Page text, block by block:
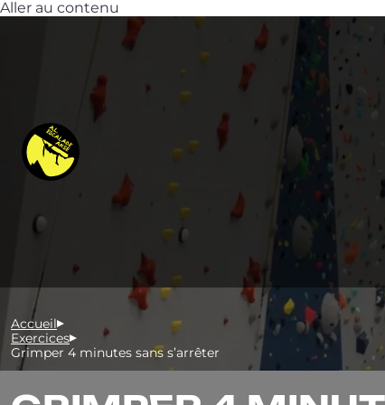
Aller au contenu
Accueil
Exercices
Grimper 4 minutes sans s’arrêter